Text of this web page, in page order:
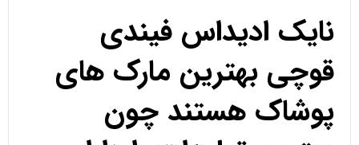
نایک ادیداس فیندی
قوچی بهترین مارک های
پوشاک هستند چون